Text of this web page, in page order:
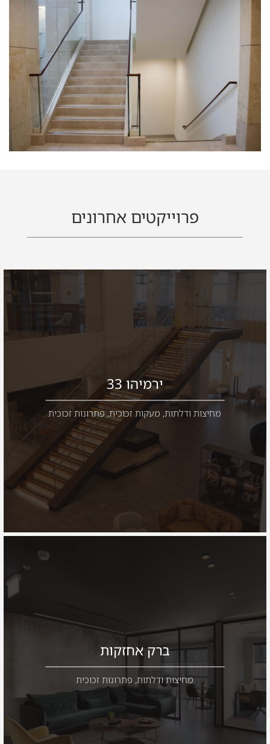
פרוייקטים אחרונים
ירמיהו 33
מחיצות ודלתות, מעקות זכוכית,פתרונות זכוכית
ברק אחזקות
מחיצות ודלתות, פתרונות זכוכית